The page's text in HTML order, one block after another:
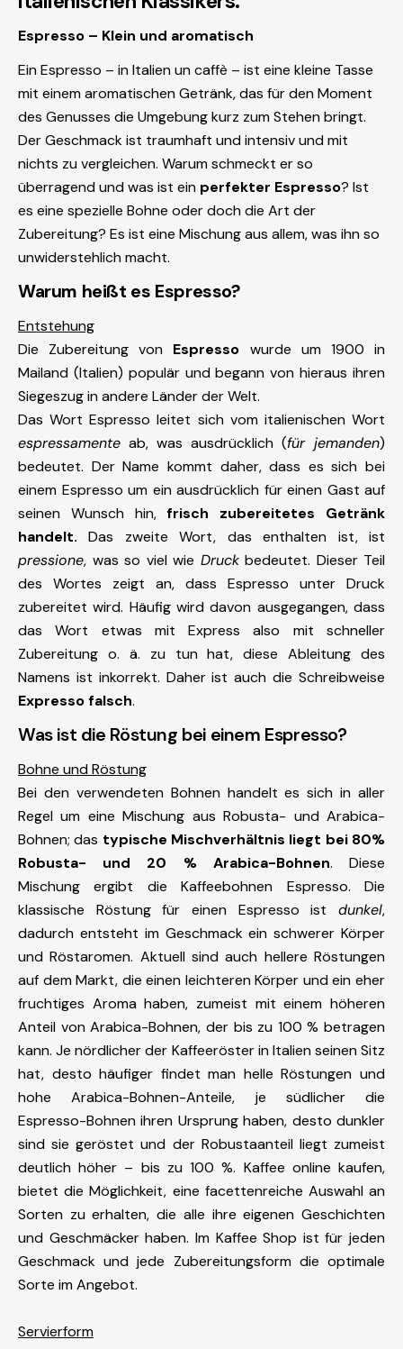
Espresso – Klein und aromatisch
Ein Espresso – in Italien un caffè – ist eine kleine Tasse
mit einem aromatischen Getränk, das für den Moment
des Genusses die Umgebung kurz zum Stehen bringt.
Der Geschmack ist traumhaft und intensiv und mit
nichts zu vergleichen. Warum schmeckt er so
überragend und was ist ein perfekter Espresso? Ist
es eine spezielle Bohne oder doch die Art der
Zubereitung? Es ist eine Mischung aus allem, was ihn so
unwiderstehlich macht.
Warum heißt es Espresso?
Entstehung
Die Zubereitung von Espresso wurde um 1900 in
Mailand (Italien) populär und begann von hieraus ihren
Siegeszug in andere Länder der Welt.
Das Wort Espresso leitet sich vom italienischen Wort
espressamente ab, was ausdrücklich (für jemanden)
bedeutet. Der Name kommt daher, dass es sich bei
einem Espresso um ein ausdrücklich für einen Gast auf
seinen Wunsch hin,frisch zubereitetes Getränk
handelt. Das zweite Wort, das enthalten ist, ist
pressione, was so viel wie Druckbedeutet. Dieser Teil
des Wortes zeigt an, dass Espresso unter Druck
zubereitet wird. Häufig wird davon ausgegangen, dass
das Wort etwas mit Express also mit schneller
Zubereitung o. ä. zu tun hat, diese Ableitung des
Namens ist inkorrekt. Daher ist auch die Schreibweise
Expresso falsch.
Was ist die Röstung bei einem Espresso?
Bohne und Röstung
Bei den verwendeten Bohnen handelt es sich in aller
Regel um eine Mischung aus Robusta- und Arabica-
Bohnen; das typische Mischverhältnis liegt bei 80%
Robusta- und 20 % Arabica-Bohnen. Diese
Mischung ergibt die Kaffeebohnen Espresso. Die
klassische Röstung für einen Espresso ist dunkel,
dadurch entsteht im Geschmack ein schwerer Körper
und Röstaromen. Aktuell sind auch hellere Röstungen
auf dem Markt, die einen leichteren Körper und ein eher
fruchtiges Aroma haben, zumeist mit einem höheren
Anteil von Arabica-Bohnen, der bis zu 100 % betragen
kann. Je nördlicher der Kaffeeröster in Italien seinen Sitz
hat, desto häufiger findet man helle Röstungen und
hohe Arabica-Bohnen-Anteile, je südlicher die
Espresso-Bohnen ihren Ursprung haben, desto dunkler
sind sie geröstet und der Robustaanteil liegt zumeist
deutlich höher – bis zu 100 %. Kaffee online kaufen,
bietet die Möglichkeit, eine facettenreiche Auswahl an
Sorten zu erhalten, die alle ihre eigenen Geschichten
und Geschmäcker haben. Im Kaffee Shop ist für jeden
Geschmack und jede Zubereitungsform die optimale
Sorte im Angebot.
Servierform